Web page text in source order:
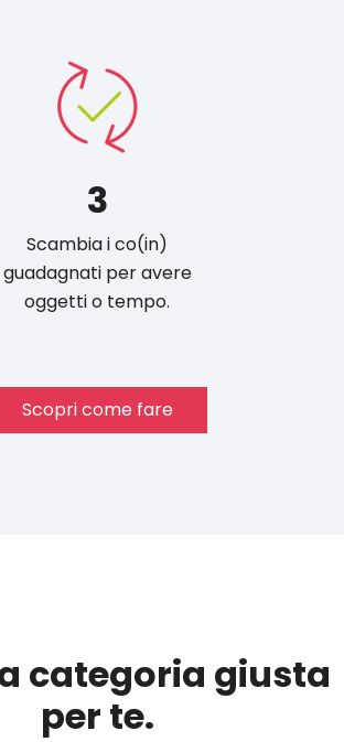
3
Scambia i co(in)
guadagnati per avere
oggetti o tempo.
Scopri come fare
categoria giusta
per te.